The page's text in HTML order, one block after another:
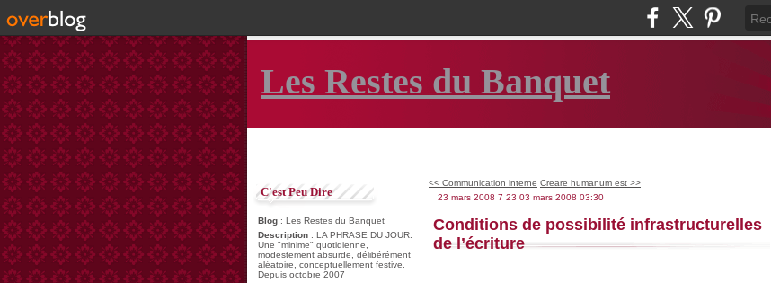
Les Restes du Banquet
C'est Peu Dire
Blog : Les Restes du Banquet
Description : LA PHRASE DU JOUR.
Une "minime" quotidienne,
modestement absurde, délibérément
aléatoire, conceptuellement festive.
Depuis octobre 2007
<< Communication interne Creare humanum est >>
23 mars 2008 7 23 03 mars 2008 03:30
Conditions de possibilité infrastructurelles
de l’écriture